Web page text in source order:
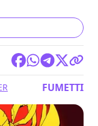
FUMETTI